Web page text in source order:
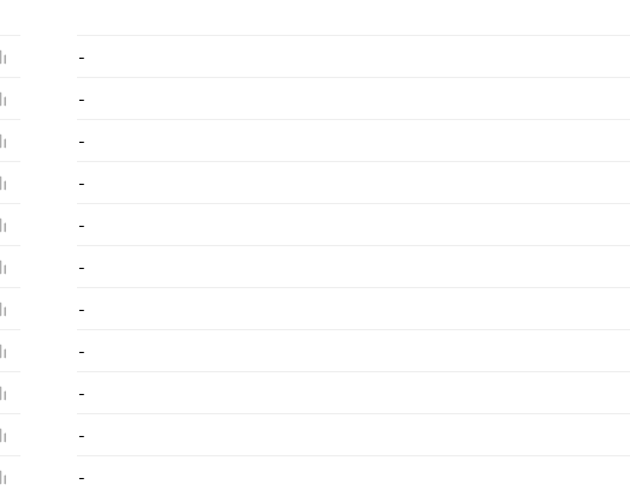
-
-
-
-
-
-
-
-
-
-
-